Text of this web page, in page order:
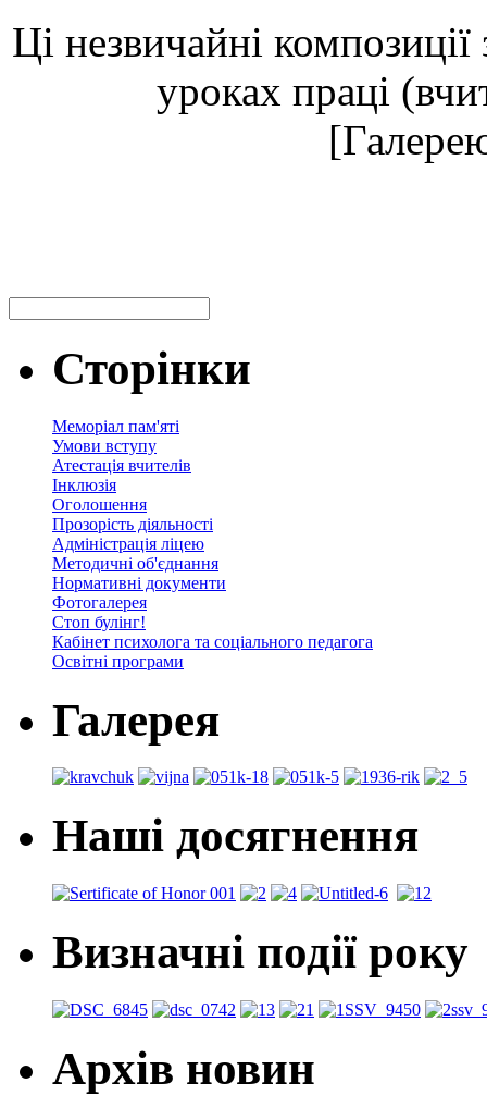
Ці незвичайні
уроках праці
Сторінки
Меморіал пам'яті
Умови вступу
Атестація вчителів
Інклюзія
Оголошення
Прозорість діяльності
Адміністрація ліцею
Методичні об'єднання
Нормативні документи
Фотогалерея
Стоп булінг!
Кабінет психолога та соціального педагога
Освітні програми
Галерея
Наші досягнення
Визначні події року
Архів новин